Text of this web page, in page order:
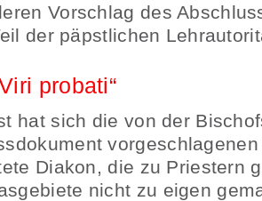
Vorschlag des
der päpstlichen
probati“
hat sich die von der
vorgeschlagenen
Diakon, die zu Priestern
nicht zu eigen